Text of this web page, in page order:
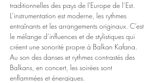
traditionnelles des pays de l'Europe de l’Est.
L’instrumentation est moderne, les rythmes
entraînants et les arrangements originaux. C’est
le mélange d’influences et de stylistiques qui
créent une sonorité propre à Balkan Kafana.
Au son des danses et rythmes contrastés des
Balkans, en concert, les soirées sont
enflammées et énergiques.